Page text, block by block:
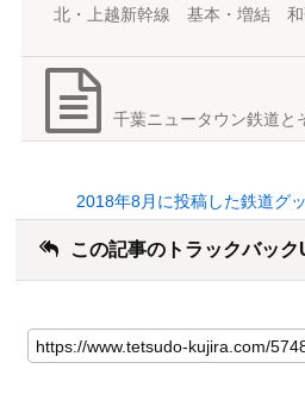
北・上越新幹線 基本・増結
千葉ニュータウン鉄道と
2018年8月に投稿した鉄道グ
この記事のトラックバッ